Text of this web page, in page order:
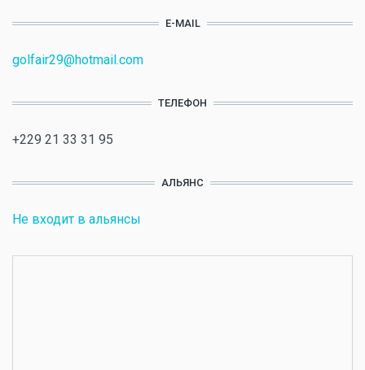
E-MAIL
golfair29@hotmail.com
ТЕЛЕФОН
+229 21 33 31 95
АЛЬЯНС
Не входит в альянсы